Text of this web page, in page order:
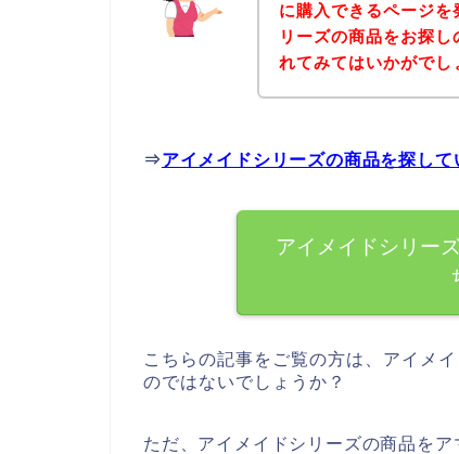
に購入できるページ
リーズの商品をお探
れてみてはいかがでし
⇒アイメイドシリーズの商品を探し
アイメイドシリー
こちらの記事をご覧の方は、アイメ
のではないでしょうか？
ただ、アイメイドシリーズの商品を